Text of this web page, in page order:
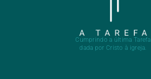
Cumprindo a última Tarefa
dada por Cristo à igreja.